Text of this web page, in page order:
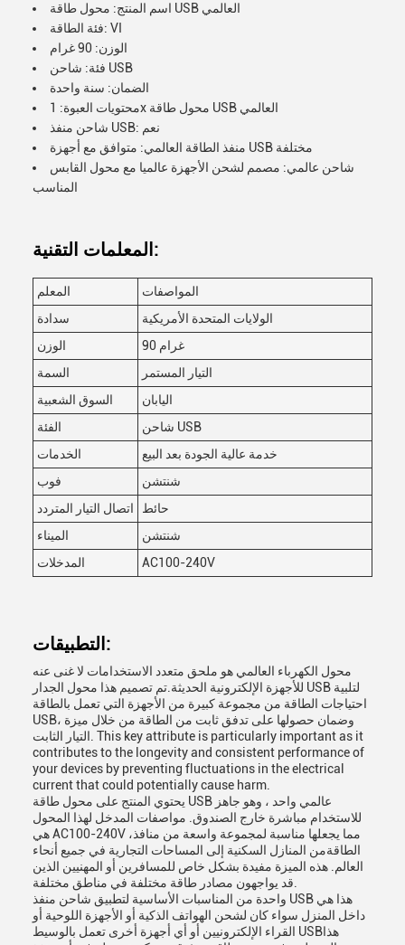
اسم المنتج: محول طاقة USB العالمي
فئة الطاقة: VI
الوزن: 90 غرام
فئة: شاحن USB
الضمان: سنة واحدة
محتويات العبوة: 1x محول طاقة USB العالمي
شاحن منفذ USB: نعم
منفذ الطاقة العالمي: متوافق مع أجهزة USB مختلفة
شاحن عالمي: مصمم لشحن الأجهزة عالميا مع محول القابس
المناسب
المعلمات التقنية:
المعلم
المواصفات
سدادة
الولايات المتحدة الأمريكية
الوزن
90 غرام
السمة
التيار المستمر
السوق الشعبية
اليابان
الفئة
شاحن USB
الخدمات
خدمة عالية الجودة بعد البيع
فوب
شنتشن
اتصال التيار المتردد
حائط
الميناء
شنتشن
المدخلات
AC100-240V
التطبيقات:
محول الكهرباء العالمي هو ملحق متعدد الاستخدامات لا غنى عنه
للأجهزة الإلكترونية الحديثة.تم تصميم هذا محول الجدار USB لتلبية
احتياجات الطاقة من مجموعة كبيرة من الأجهزة التي تعمل بالطاقة
USB، وضمان حصولها على تدفق ثابت من الطاقة من خلال ميزة
التيار الثابت. This key attribute is particularly important as it
contributes to the longevity and consistent performance of
your devices by preventing fluctuations in the electrical
current that could potentially cause harm.
يحتوي المنتج على محول طاقة USB عالمي واحد ، وهو جاهز
للاستخدام مباشرة خارج الصندوق. مواصفات المدخل لهذا المحول
هي AC100-240V ،مما يجعلها مناسبة لمجموعة واسعة من منافذ
الطاقةمن المنازل السكنية إلى المساحات التجارية في جميع أنحاء
العالم. هذه الميزة مفيدة بشكل خاص للمسافرين أو المهنيين الذين
واحدة من المناسبات الأساسية لتطبيق شاحن منفذ USB هذا هي
داخل المنزل سواء كان لشحن الهواتف الذكية أو الأجهزة اللوحية أو
القراء الإلكترونيين أو أي أجهزة أخرى تعمل بالوسيط USBهذا